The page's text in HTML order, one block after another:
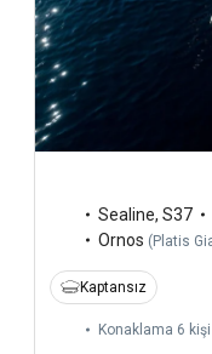
Sealine, S37
Ornos (Platis
Kaptansız
Konaklama 6 kişi